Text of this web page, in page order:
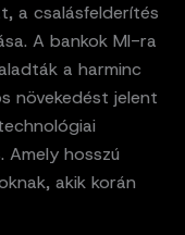
a csalásfelderítés
A bankok MI-ra
a harminc
növekedést jelent
hosszú
akik korán